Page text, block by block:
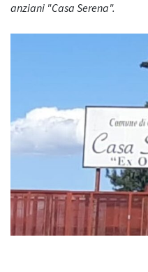
anziani "Casa Serena".